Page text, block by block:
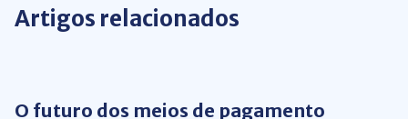
Artigos relacionados
O futuro dos meios de pagamento